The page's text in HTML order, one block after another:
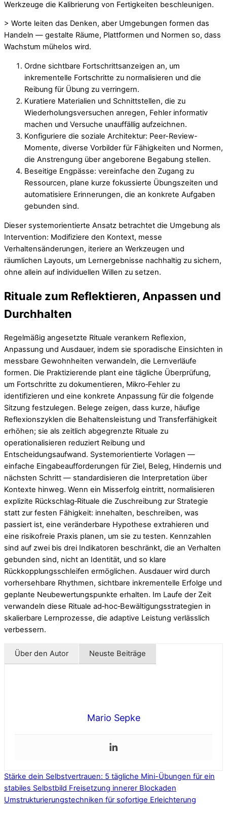
Werkzeuge die Kalibrierung von Fertigkeiten beschleunigen.
> Worte leiten das Denken, aber Umgebungen formen das
Handeln — gestalte Räume, Plattformen und Normen so, dass
Wachstum mühelos wird.
Ordne sichtbare Fortschrittsanzeigen an, um
inkrementelle Fortschritte zu normalisieren und die
Reibung für Übung zu verringern.
Kuratiere Materialien und Schnittstellen, die zu
Wiederholungsversuchen anregen, Fehler informativ
machen und Versuche unauffällig aufzeichnen.
Konfiguriere die soziale Architektur: Peer-Review-
Momente, diverse Vorbilder für Fähigkeiten und Normen,
die Anstrengung über angeborene Begabung stellen.
Beseitige Engpässe: vereinfache den Zugang zu
Ressourcen, plane kurze fokussierte Übungszeiten und
automatisiere Erinnerungen, die an konkrete Aufgaben
gebunden sind.
Dieser systemorientierte Ansatz betrachtet die Umgebung als
Intervention: Modifiziere den Kontext, messe
Verhaltensänderungen, iteriere an Werkzeugen und
räumlichen Layouts, um Lernergebnisse nachhaltig zu sichern,
ohne allein auf individuellen Willen zu setzen.
Rituale zum Reflektieren, Anpassen und
Durchhalten
Regelmäßig angesetzte Rituale verankern Reflexion,
Anpassung und Ausdauer, indem sie sporadische Einsichten in
messbare Gewohnheiten verwandeln, die Lernverläufe
formen. Die Praktizierende plant eine tägliche Überprüfung,
um Fortschritte zu dokumentieren, Mikro‑Fehler zu
identifizieren und eine konkrete Anpassung für die folgende
Sitzung festzulegen. Belege zeigen, dass kurze, häufige
Reflexionszyklen die Behaltensleistung und Transferfähigkeit
erhöhen; sie als zeitlich abgegrenzte Rituale zu
operationalisieren reduziert Reibung und
Entscheidungsaufwand. Systemorientierte Vorlagen —
einfache Eingabeaufforderungen für Ziel, Beleg, Hindernis und
nächsten Schritt — standardisieren die Interpretation über
Kontexte hinweg. Wenn ein Misserfolg eintritt, normalisieren
explizite Rückschlag‑Rituale die Zuschreibung zur Strategie
statt zur festen Fähigkeit: innehalten, beschreiben, was
passiert ist, eine veränderbare Hypothese extrahieren und
eine risikofreie Praxis planen, um sie zu testen. Kennzahlen
sind auf zwei bis drei Indikatoren beschränkt, die an Verhalten
gebunden sind, nicht an Identität, und so klare
Rückkopplungsschleifen ermöglichen. Ausdauer wird durch
vorhersehbare Rhythmen, sichtbare inkrementelle Erfolge und
geplante Neubewertungspunkte erhalten. Im Laufe der Zeit
verwandeln diese Rituale ad‑hoc‑Bewältigungsstrategien in
skalierbare Lernprozesse, die adaptive Leistung verlässlich
verbessern.
Über den Autor Neuste Beiträge
Mario Sepke
Stärke dein Selbstvertrauen: 5 tägliche Mini-Übungen für ein
stabiles Selbstbild Freisetzung innerer Blockaden
Umstrukturierungstechniken für sofortige Erleichterung